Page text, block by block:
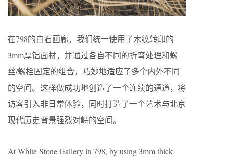
在798的白石画廊，我们统一使用了木纹转印的
3mm厚铝面材，并通过各自不同的折弯处理和螺
丝/螺栓固定的组合，巧妙地适应了多个内外不同
的空间。这样做成功地创造了一个连续的通道，将
访客引入非日常体验，同时打造了一个艺术与北京
现代历史背景强烈对峙的空间。
At White Stone Gallery in 798, by using 3mm thick